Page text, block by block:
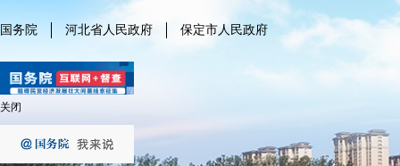
国务院 河北省人民政府 保定市人民政府
关闭